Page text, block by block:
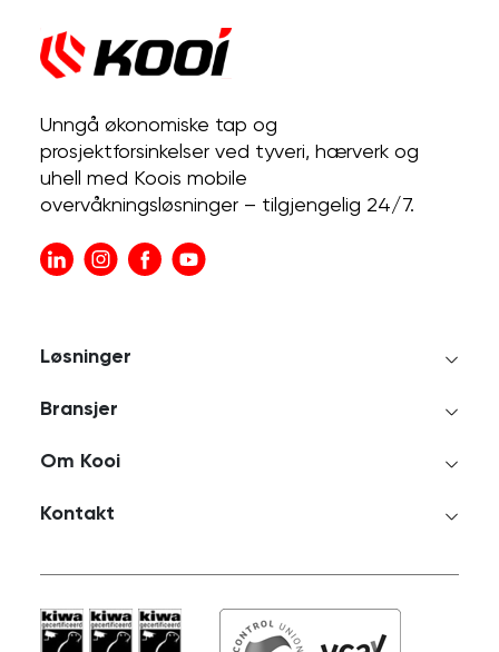
Unngå økonomiske tap og
prosjektforsinkelser ved tyveri, hærverk og
uhell med Koois mobile
overvåkningsløsninger – tilgjengelig 24/7.
Løsninger
Bransjer
Om Kooi
Kontakt